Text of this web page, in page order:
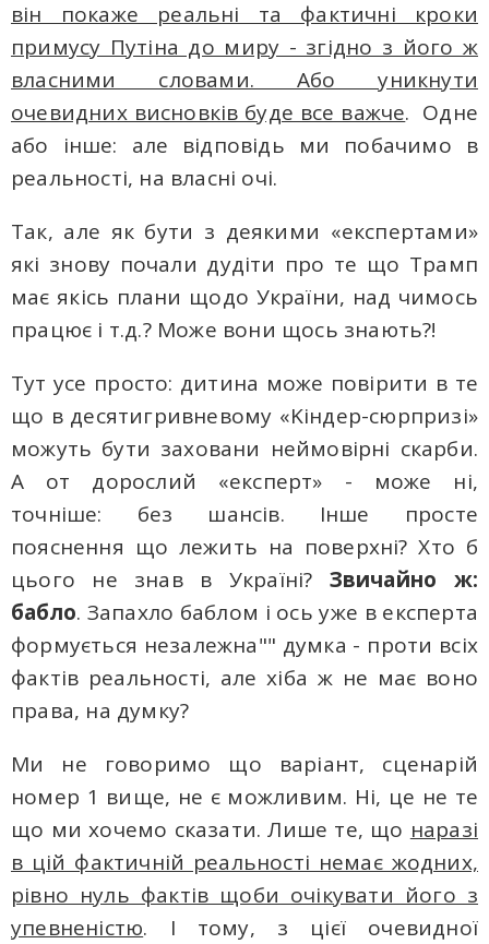
він покаже реальні та фактичні кроки
примусу Путіна до миpу - згідно з його ж
власними словами. Або уникнути
очевидних висновків буде все важче. Одне
aбo інше: але відповідь ми побачимо в
реальності, на власні очі.
Так, але як бути з деякими «експертами»
які знову почали дудіти про те що Трамп
має якісь плани щодо України, над чимось
працює і т.д.? Може вони щось знають?!
Тут усе просто: дитина може повірити в те
що в десятигривневому «Kіндер-сюрпризі»
можуть бути заховани неймовірні скарби.
А от дорослий «експерт» - може ні,
точніше: без шансів. Інше просте
пояснення що лежить на поверхні? Хто б
цього не знав в Україні? Звичайно ж:
бабло. Запахло баблом і ось уже в експерта
формується незалежна"" думка - проти всіх
фактів реальності, але хіба ж не має воно
права, на думку?
Ми не говоримо що варіант, сценарій
номер 1 вище, не є можливим. Ні, це не те
що ми хочемо сказати. Лише те, що наразі
в цій фактичній реальності немає жодних,
рівно нуль фактів щоби очікувати його з
упевненістю. І тому, з цієї очевидної